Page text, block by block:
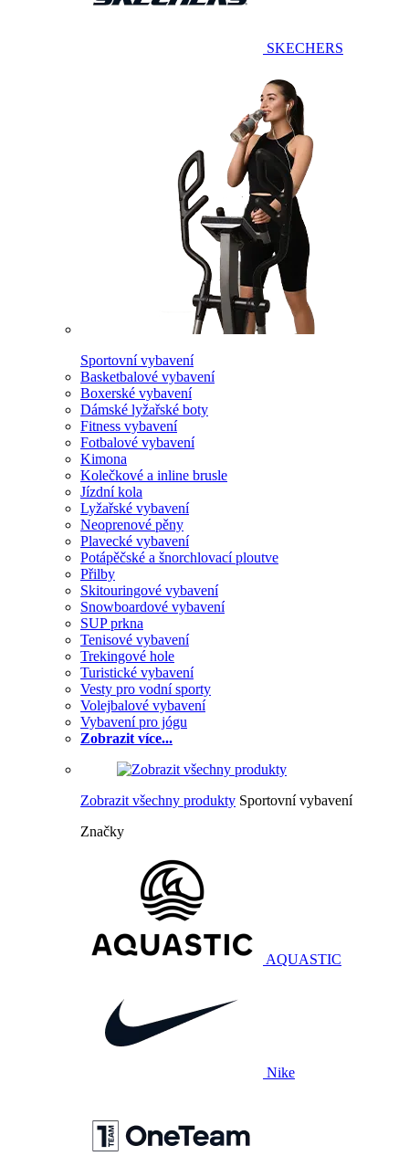
SKECHERS
Sportovní vybavení
Basketbalové vybavení
Boxerské vybavení
Dámské lyžařské boty
Fitness vybavení
Fotbalové vybavení
Kimona
Kolečkové a inline brusle
Jízdní kola
Lyžařské vybavení
Neoprenové pěny
Plavecké vybavení
Potápěčské a šnorchlovací ploutve
Přilby
Skitouringové vybavení
Snowboardové vybavení
SUP prkna
Tenisové vybavení
Trekingové hole
Turistické vybavení
Vesty pro vodní sporty
Volejbalové vybavení
Vybavení pro jógu
Zobrazit více...
Zobrazit všechny produkty Sportovní vybavení
Značky
AQUASTIC
Nike